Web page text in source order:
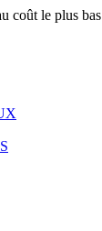
coût le plus bas